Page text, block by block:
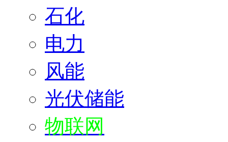
石化
电力
风能
光伏储能
物联网